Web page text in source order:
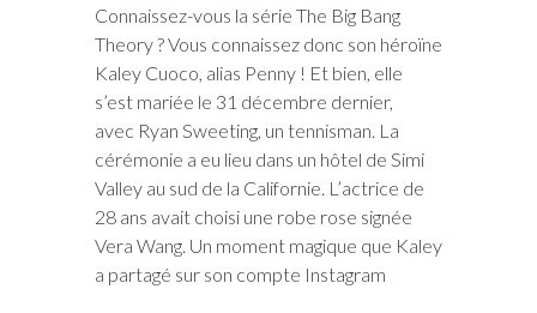
Connaissez-vous la série The Big Bang
Theory ? Vous connaissez donc son héroïne
Kaley Cuoco, alias Penny ! Et bien, elle
s’est mariée le 31 décembre dernier,
avec Ryan Sweeting, un tennisman. La
cérémonie a eu lieu dans un hôtel de Simi
Valley au sud de la Californie. L’actrice de
28 ans avait choisi une robe rose signée
Vera Wang. Un moment magique que Kaley
a partagé sur son compte Instagram